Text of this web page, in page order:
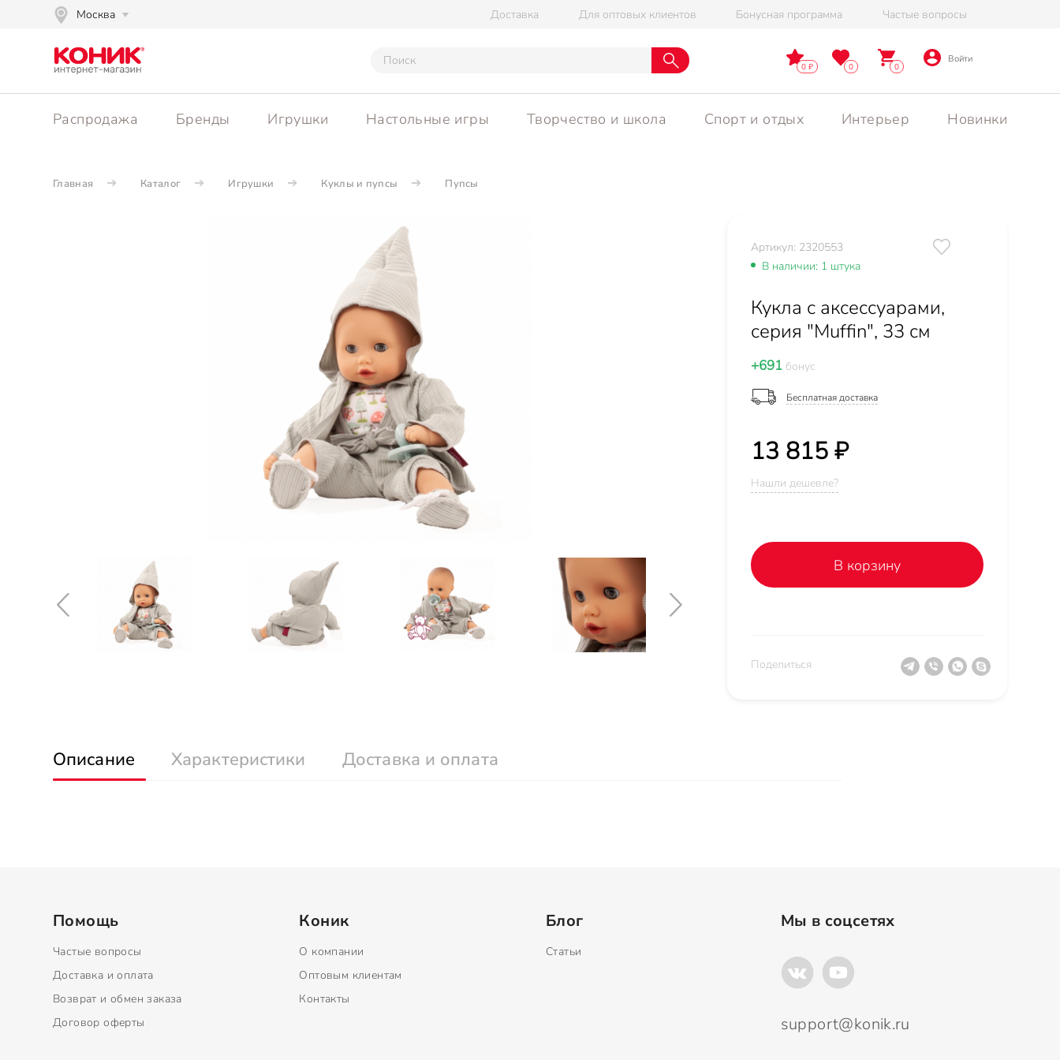
Москва Доставка Для оптовых клиентов Бонусная программа Частые вопросы
0 0 0
Войти
Распродажа Бренды Игрушки Настольные игры Творчество и школа Спорт и отдых Интерьер Новинки
Главная Каталог Игрушки Куклы и пупсы Пупсы
Артикул: 2320553
В наличии: 1 штука
Кукла с аксессуарами,
серия "Muffin", 33 см
+691бонус
Бесплатная доставка
13 815 ₽
Нашли дешевле?
В корзину
Поделиться
Описание Характеристики Доставка и оплата
Помощь
Частые вопросы
Доставка и оплата
Возврат и обмен заказа
Договор оферты
Коник
О компании
Оптовым клиентам
Контакты
Блог
Статьи
Мы в соцсетях
support@konik.ru